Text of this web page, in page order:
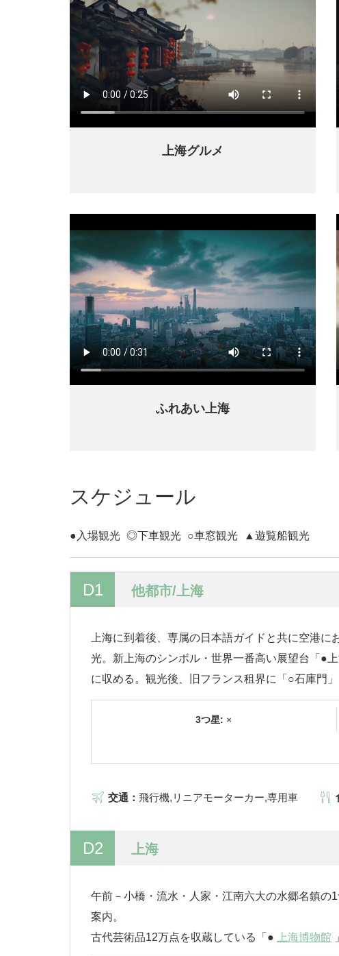
上海グルメ
ふれあい上海
スケジュール
●入場観光 ◎下車観光 ○車窓観光 ▲遊覧船観光
D1 他都市/上海
上海に到着後、専属の日本語ガイドと共に空港
光。新上海のシンボル・世界一番高い展望台「●
に収める。観光後、旧フランス租界に「○石庫門
3つ星: ×
交通： 飛行機,リニアモーターカー,専用車
D2 上海
午前－小橋・流水・人家・江南六大の水郷名鎮の
案内。 午後
古代芸術品12万点を収蔵している「●
上海博物館